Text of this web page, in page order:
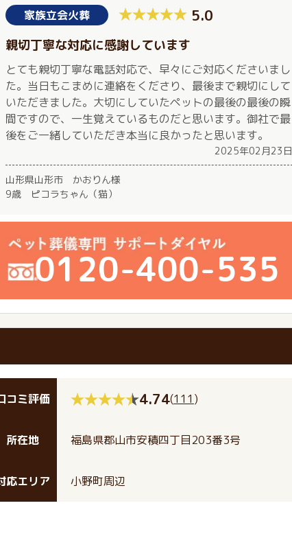
家族立会火葬 5.0
親切丁寧な対応に感謝しています
とても親切丁寧な電話対応で、早々にご対応くださいまし
た。当日もこまめに連絡をくださり、最後まで親切にして
いただきました。大切にしていたペットの最後の最後の瞬
間ですので、一生覚えているものだと思います。御社で最
後をご一緒していただき本当に良かったと思います。
2025年02月23日
山形県山形市 かおりん様
9歳 ピコラちゃん（猫）
0120-400-535
コミ評価 4.74(111 )
所在地 福島県郡山市安積四丁目203番3号
応エリア 小野町周辺